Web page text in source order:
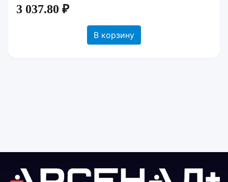
3 037.80 ₽
В корзину